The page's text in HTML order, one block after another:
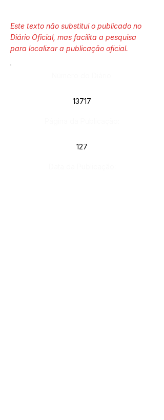
Este texto não substitui o publicado no
Diário Oficial, mas facilita a pesquisa
para localizar a publicação oficial.
13717
127